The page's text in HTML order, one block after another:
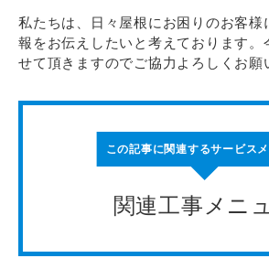
私たちは、日々屋根にお困りのお客様
報をお伝えしたいと考えております。
せて頂きますのでご協力よろしくお願
この記事に関連するサービス
関連工事メニ